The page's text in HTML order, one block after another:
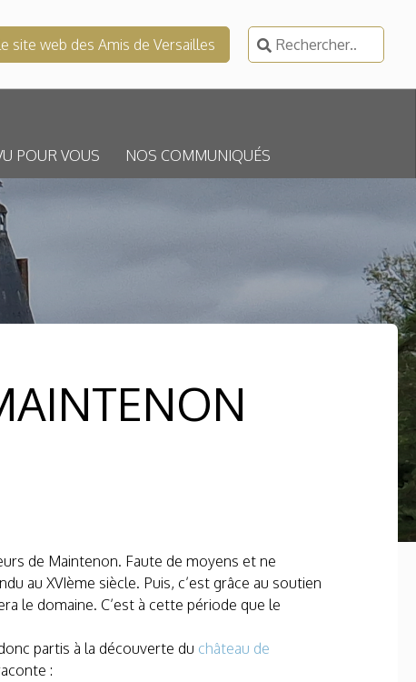
site web des Amis de Versailles
Rechercher :
POUR VOUS NOS COMMUNIQUÉS
de Maintenon. Faute de moyens et ne
au XVIème siècle. Puis, c’est grâce au soutien
le domaine. C’est à cette période que le
partis à la découverte du château de
: